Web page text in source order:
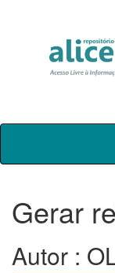
Skip
Gerar
Autor :